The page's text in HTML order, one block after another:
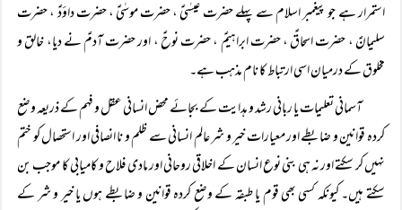
استمرار ہے جو پیغمبر اسلام سے پہلے حضرت عیسٰیؑ ، حضرت موسٰیؑ ، حضرت داؤدؑ ، حضرت
سلیمانؑ ، حضرت اسحاقؑ ، حضرت ابراہیمؑ ، حضرت نوحؑ ، اور حضرت آدمؑ نے دیا، خالق و
مخلوق کے درمیان اسی ارتباط کا نام مذہب ہے۔
آسمانی تعلیمات یا ربانی رشد و ہدایت کے بجائے محض انسانی عقل و فہم کے ذریعہ وضع
کردہ قوانین و ضابطے اور معیارات خیر و شر عالم انسانی سے ظلم و نا انصافی اور استحصال کو ختم
نہیں کر سکتے اور نہ ہی بنی نوع انسان کے اخلاقی روحانی اور مادی فلاح و کامیابی کا موجب بن
سکتے ہیں۔ کیونکہ کسی بھی قوم یا طبقہ کے وضع کردہ قوانین و ضابطے ہوں یا خیر و شر کے